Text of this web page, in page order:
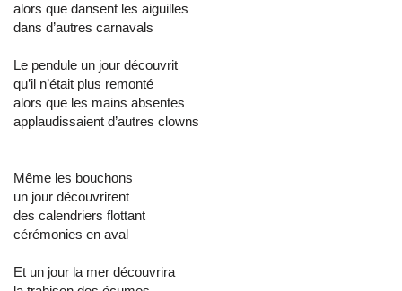
alors que dansent les aiguilles
dans d’autres carnavals
Le pendule un jour découvrit
qu’il n’était plus remonté
alors que les mains absentes
applaudissaient d’autres clowns
Même les bouchons
un jour découvrirent
des calendriers flottant
cérémonies en aval
Et un jour la mer découvrira